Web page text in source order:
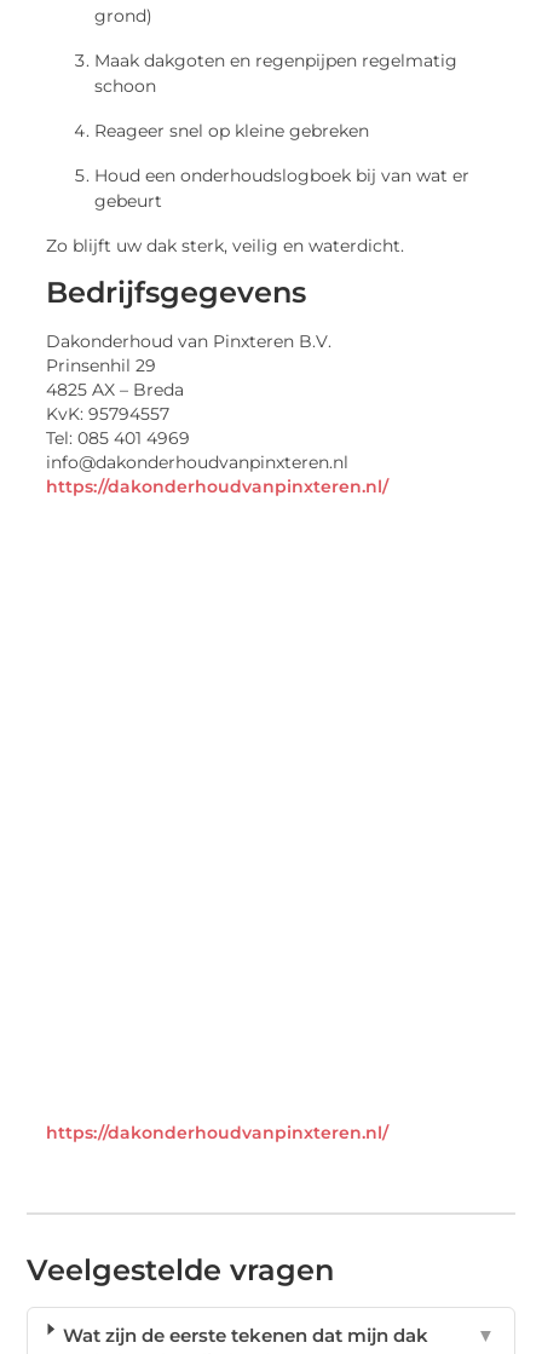
grond)
Maak dakgoten en regenpijpen regelmatig
schoon
Reageer snel op kleine gebreken
Houd een onderhoudslogboek bij van wat er
gebeurt
Zo blijft uw dak sterk, veilig en waterdicht.
Bedrijfsgegevens
Dakonderhoud van Pinxteren B.V.
Prinsenhil 29
4825 AX – Breda
KvK: 95794557
Tel: 085 401 4969
info@dakonderhoudvanpinxteren.nl
https://dakonderhoudvanpinxteren.nl/
https://dakonderhoudvanpinxteren.nl/
Veelgestelde vragen
Wat zijn de eerste tekenen dat mijn dak
▼